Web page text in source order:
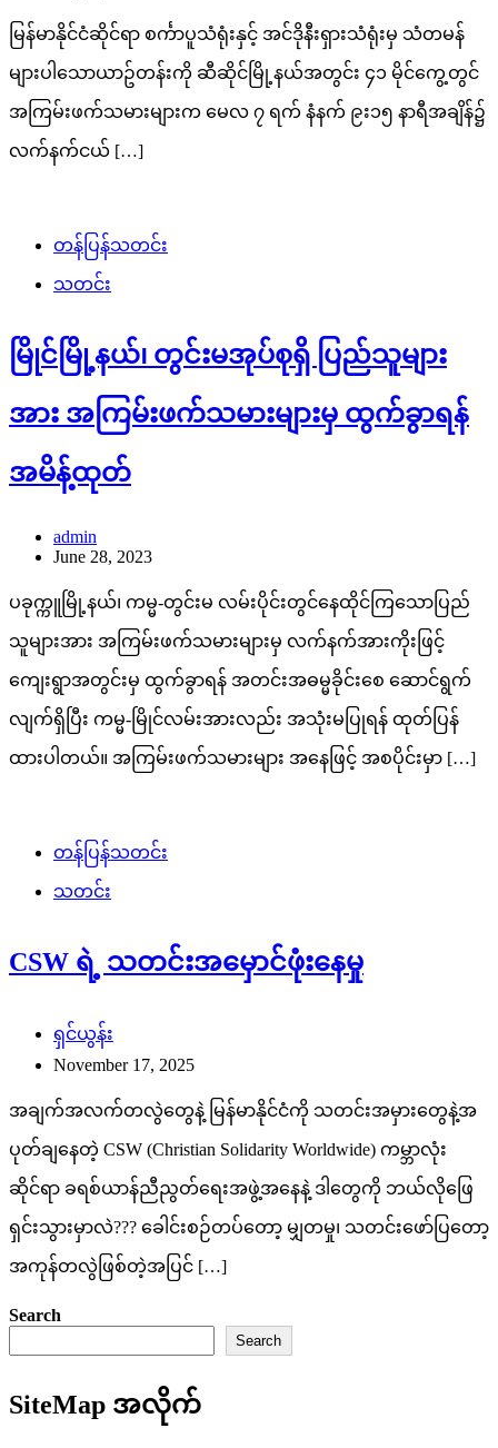
မြန်မာနိုင်ငံဆိုင်ရာ စင်္ကာပူသံရုံးနှင့် အင်ဒိုနီးရှားသံရုံးမှ သံတမန်
များပါသောယာဥ်တန်းကို ဆီဆိုင်မြို့နယ်အတွင်း ၄၁ မိုင်ကွေ့တွင်
အကြမ်းဖက်သမားများက မေလ ၇ ရက် နံနက် ၉း၁၅ နာရီအချိန်၌
လက်နက်ငယ် […]
တန်ပြန်သတင်း
သတင်း
မြိုင်မြို့နယ်၊ တွင်းမအုပ်စုရှိ ပြည်သူများ
အား အကြမ်းဖက်သမားများမှ ထွက်ခွာရန်
အမိန့်ထုတ်
admin
June 28, 2023
ပခုက္ကူမြို့နယ်၊ ကမ္မ-တွင်းမ လမ်းပိုင်းတွင်နေထိုင်ကြသောပြည်
သူများအား အကြမ်းဖက်သမားများမှ လက်နက်အားကိုးဖြင့်
ကျေးရွာအတွင်းမှ ထွက်ခွာရန် အတင်းအဓမ္မခိုင်းစေ ဆောင်ရွက်
လျက်ရှိပြီး ကမ္မ-မြိုင်လမ်းအားလည်း အသုံးမပြုရန် ထုတ်ပြန်
ထားပါတယ်။ အကြမ်းဖက်သမားများ အနေဖြင့် အစပိုင်းမှာ […]
တန်ပြန်သတင်း
သတင်း
CSW ရဲ့ သတင်းအမှောင်ဖုံးနေမှု
ရှင်ယွန်း
November 17, 2025
အချက်အလက်တလွဲတွေနဲ့ မြန်မာနိုင်ငံကို သတင်းအမှားတွေနဲ့အ
ပုတ်ချနေတဲ့ CSW (Christian Solidarity Worldwide) ကမ္ဘာလုံး
ဆိုင်ရာ ခရစ်ယာန်ညီညွတ်ရေးအဖွဲ့အနေနဲ့ ဒါတွေကို ဘယ်လိုဖြေ
ရှင်းသွားမှာလဲ??? ခေါင်းစဉ်တပ်တော့ မျှတမှု၊ သတင်းဖော်ပြတော့
အကုန်တလွဲဖြစ်တဲ့အပြင် […]
Search
Search
SiteMap အလိုက်